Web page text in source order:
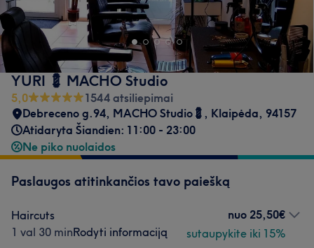
YURI 💈 MACHO Studio
5,0
1544 atsiliepimai
Debreceno g.94, MACHO Studio💈 , Klaipėda, 94157
Atidaryta Šiandien: 11:00 - 23:00
Ne piko nuolaidos
Paslaugos atitinkančios tavo paiešką
Haircuts
1 val 30 minRodyti informaciją
nuo 25,50€
sutaupykite iki 15%